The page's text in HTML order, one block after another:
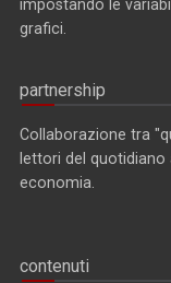
impostando le
grafici.
partnership
Collaborazione tra
lettori del
economia.
contenuti